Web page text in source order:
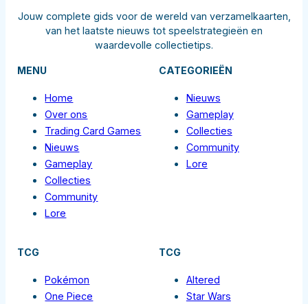
Jouw complete gids voor de wereld van verzamelkaarten,
van het laatste nieuws tot speelstrategieën en
waardevolle collectietips.
MENU
Home
Over ons
Trading Card Games
Nieuws
Gameplay
Collecties
Community
Lore
CATEGORIEËN
Nieuws
Gameplay
Collecties
Community
Lore
TCG
Pokémon
One Piece
TCG
Altered
Star Wars